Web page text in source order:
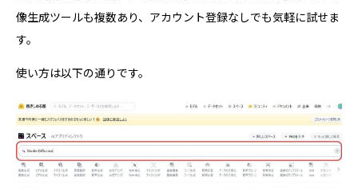
像生成ツールも複数あり、アカウント登録なしでも気軽に試せま
す。
使い方は以下の通りです。